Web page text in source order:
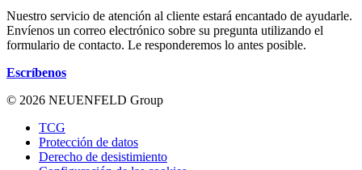
Nuestro servicio de atención al cliente estará encantado de ayudarle.
Envíenos un correo electrónico sobre su pregunta utilizando el
formulario de contacto. Le responderemos lo antes posible.
Escríbenos
© 2026 NEUENFELD Group
TCG
Protección de datos
Derecho de desistimiento